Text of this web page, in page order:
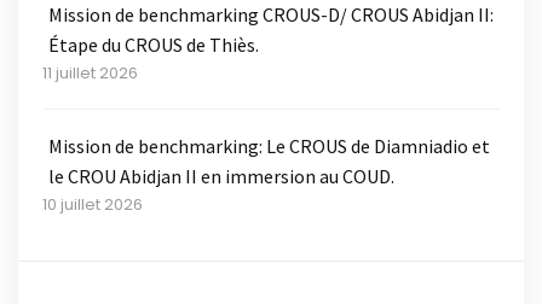
Mission de benchmarking CROUS-D/ CROUS Abidjan II:
Étape du CROUS de Thiès.
11 juillet 2026
Mission de benchmarking: Le CROUS de Diamniadio et
le CROU Abidjan II en immersion au COUD.
10 juillet 2026